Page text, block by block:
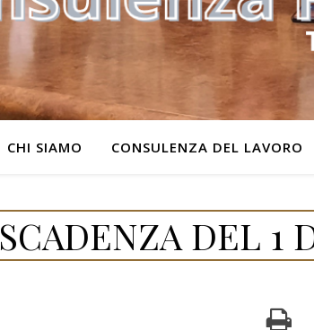
CHI SIAMO CONSULENZA DEL LAVORO
SCADENZA DEL 1